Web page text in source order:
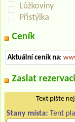
Lůžkoviny
Přistýlka
Ceník
Aktuální ceník na:
Zaslat
Text pište
Stany místa: Tent